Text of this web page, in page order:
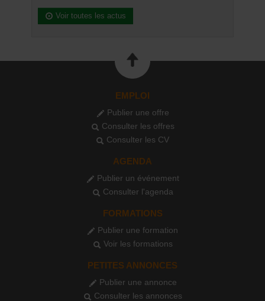
Voir toutes les actus
EMPLOI
Publier une offre
Consulter les offres
Consulter les CV
AGENDA
Publier un événement
Consulter l'agenda
FORMATIONS
Publier une formation
Voir les formations
PETITES ANNONCES
Publier une annonce
Consulter les annonces